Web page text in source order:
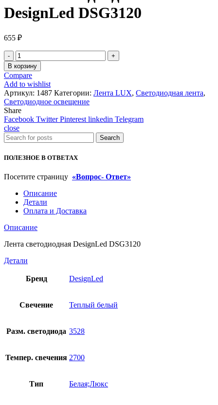
DesignLed DSG3120
655 ₽
Количество
товара
Лента
светодиодная
DesignLed
DSG3120
В корзину
Compare
Add to wishlist
Артикул: 1487 Категории: Лента LUX, Светодиодная лента,
Светодиодное освещение
Share
Facebook Twitter Pinterest linkedin Telegram
close
Search
ПОЛЕЗНОЕ В ОТВЕТАХ
Посетите страницу «Вопрос- Ответ»
Описание
Детали
Оплата и Доставка
Описание
Лента светодиодная DesignLed DSG3120
Детали
Бренд DesignLed
Свечение Теплый белый
Разм. светодиода 3528
Темпер. свечения 2700
Тип Белая;Люкс